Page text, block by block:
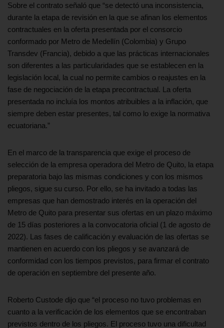
Sobre el contrato señaló que “se detectó una inconsistencia,
durante la etapa de revisión en la que se afinan los elementos
contractuales en la oferta presentada por el consorcio
conformado por Metro de Medellín (Colombia) y Grupo
Transdev (Francia), debido a que las prácticas internacionales
son diferentes a las particularidades que se establecen en la
legislación local, la cual no permite cambios o reajustes en la
fase de negociación de la etapa precontractual. La oferta
presentada no incluía los montos atribuibles a la inflación, que
siempre deben estar presentes, tal como lo exige la normativa
ecuatoriana.”
En el marco de la transparencia que exige el proceso de
selección de la empresa operadora del Metro de Quito, la etapa
preparatoria bajo las mismas condiciones y con los mismos
pliegos, sigue su curso. Por ello, se ha invitado a todas las
empresas que han demostrado interés en la operación del
Metro de Quito para presentar sus ofertas en un plazo máximo
de 15 días posteriores a la convocatoria oficial (1 de agosto de
2022). Las fases de calificación y evaluación de las ofertas se
mantienen en acuerdo con los pliegos y se avanzará de
conformidad con los tiempos previstos, para firmar el contrato
de operación en septiembre del presente año.
Roberto Custode dijo que “el proceso no tuvo problemas en
cuanto a la verificación de los elementos que se encontraban
previstos dentro de los pliegos. El proceso tuvo una dificultad